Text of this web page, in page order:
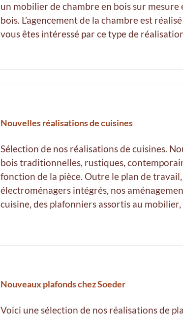
un mobilier de chambre en bois sur
bois. L’agencement de la chambre est
vous êtes intéressé par ce type de
Nouvelles réalisations de cuisines
Sélection de nos réalisations de cuisines.
bois traditionnelles, rustiques,
fonction de la pièce. Outre le plan de
électroménagers intégrés, nos
cuisine, des plafonniers assortis au
Nouveaux plafonds chez Soeder
Voici une sélection de nos réalisations de